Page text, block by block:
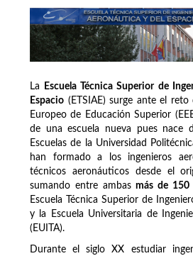
La
Escuela Técnica Superior de
Espacio (ETSIAE) surge ante el
Europeo de Educación Superior
de una escuela nueva pues nace
Escuelas de la Universidad
han formado a los ingenieros
técnicos aeronáuticos desde el
sumando entre ambasmás de 150
Escuela Técnica Superior de
y la Escuela Universitaria de
(EUITA).
Durante el siglo XX estudiar